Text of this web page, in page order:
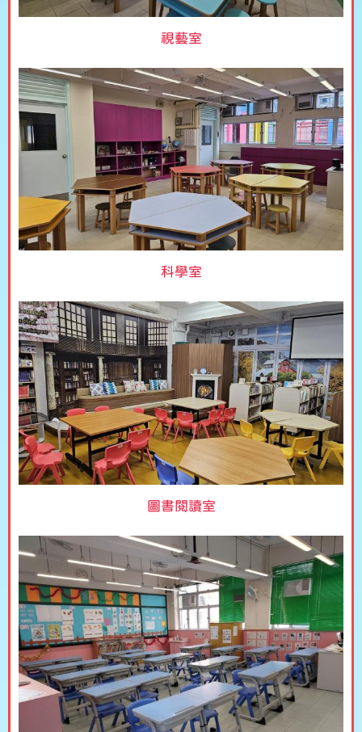
視藝室
科學室
圖書閱讀室